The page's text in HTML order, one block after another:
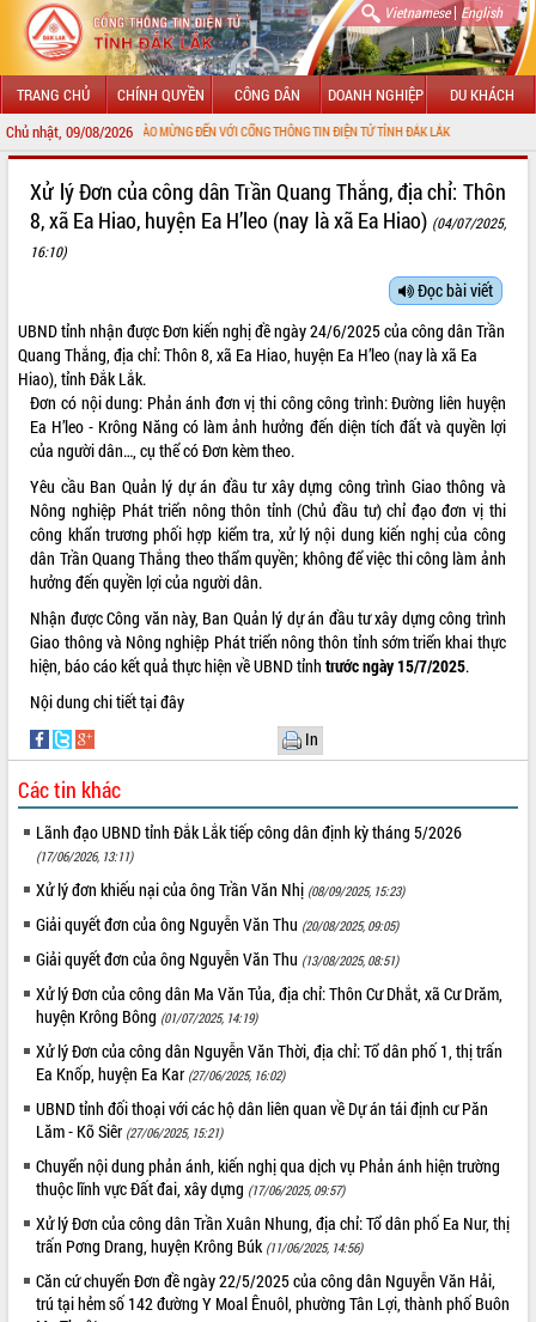
Vietnamese| English
TRANG CHỦ CHÍNH QUYỀN CÔNG DÂN DOANH NGHIỆP DU KHÁCH
Chủ nhật, 09/08/2026CHÀO MỪNG ĐẾN VỚI CỔNG THÔNG TIN ĐIỆN TỬ TỈNH ĐẮK LẮK
LÃNH ĐẠO UBND TỈNH
SỞ, BAN, NGÀNH
UBND CÁC XÃ, PHƯỜNG
THÔNG TIN CHỈ ĐẠO ĐIỀU HÀNH
VĂN BẢN HĐND TỈNH
ĐIỂM TIN VĂN BẢN
QUY HOẠCH - KẾ HOẠCH
VIDEO
Không có file video nào để phát.
ALBUM ẢNH
Xử lý Đơn của công dân Trần Quang Thắng, địa chỉ: Thôn
8, xã Ea Hiao, huyện Ea H’leo (nay là xã Ea Hiao) (04/07/2025,
16:10)
Đọc bài viết
UBND tỉnh nhận được Đơn kiến nghị đề ngày 24/6/2025 của công dân Trần
Quang Thắng, địa chỉ: Thôn 8, xã Ea Hiao, huyện Ea H’leo (nay là xã Ea
Hiao), tỉnh Đắk Lắk.
Đơn có nội dung: Phản ánh đơn vị thi công công trình: Đường liên huyện
Ea H’leo - Krông Năng có làm ảnh hưởng đến diện tích đất và quyền lợi
của người dân…, cụ thể có Đơn kèm theo.
Yêu cầu Ban Quản lý dự án đầu tư xây dựng công trình Giao thông và
Nông nghiệp Phát triển nông thôn tỉnh (Chủ đầu tư) chỉ đạo đơn vị thi
công khẩn trương phối hợp kiểm tra, xử lý nội dung kiến nghị của công
dân Trần Quang Thắng theo thẩm quyền; không để việc thi công làm ảnh
hưởng đến quyền lợi của người dân.
Nhận được Công văn này, Ban Quản lý dự án đầu tư xây dựng công trình
Giao thông và Nông nghiệp Phát triển nông thôn tỉnh sớm triển khai thực
hiện, báo cáo kết quả thực hiện về UBND tỉnhtrước ngày 15/7/2025.
Nội dung chi tiếttại đây
In
Các tin khác
Lãnh đạo UBND tỉnh Đắk Lắk tiếp công dân định kỳ tháng 5/2026
(17/06/2026, 13:11)
Xử lý đơn khiếu nại của ông Trần Văn Nhị (08/09/2025, 15:23)
Giải quyết đơn của ông Nguyễn Văn Thu (20/08/2025, 09:05)
Giải quyết đơn của ông Nguyễn Văn Thu (13/08/2025, 08:51)
Xử lý Đơn của công dân Ma Văn Tủa, địa chỉ: Thôn Cư Dhắt, xã Cư Drăm,
huyện Krông Bông (01/07/2025, 14:19)
Xử lý Đơn của công dân Nguyễn Văn Thời, địa chỉ: Tổ dân phố 1, thị trấn
Ea Knốp, huyện Ea Kar (27/06/2025, 16:02)
UBND tỉnh đối thoại với các hộ dân liên quan về Dự án tái định cư Păn
Lăm - Kõ Siêr (27/06/2025, 15:21)
Chuyển nội dung phản ánh, kiến nghị qua dịch vụ Phản ánh hiện trường
thuộc lĩnh vực Đất đai, xây dựng (17/06/2025, 09:57)
Xử lý Đơn của công dân Trần Xuân Nhung, địa chỉ: Tổ dân phố Ea Nur, thị
trấn Pơng Drang, huyện Krông Búk (11/06/2025, 14:56)
Căn cứ chuyển Đơn đề ngày 22/5/2025 của công dân Nguyễn Văn Hải,
trú tại hẻm số 142 đường Y Moal Ênuôl, phường Tân Lợi, thành phố Buôn